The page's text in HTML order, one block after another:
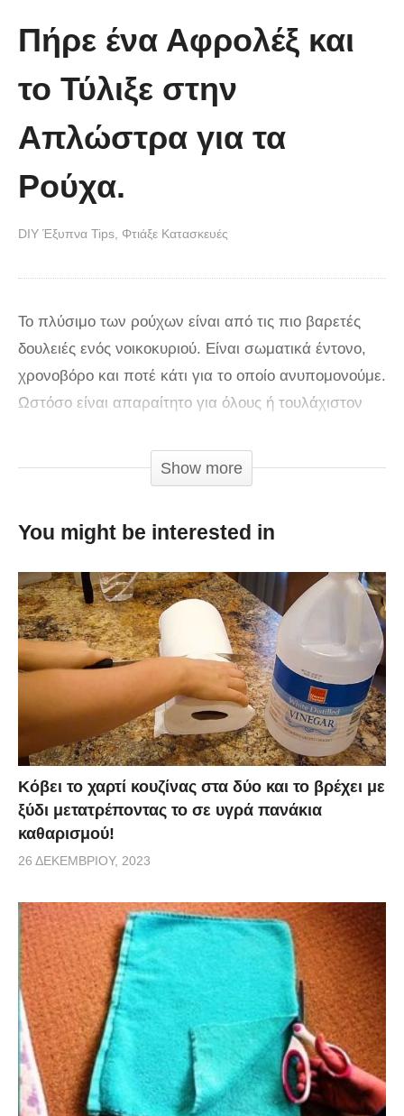
Εδώ θα δείτε πως να
φωτογραφιών
Πήρε ένα Αφρολέξ και
το Τύλιξε στην
Απλώστρα για τα
Ρούχα.
DIY Έξυπνα Tips Φτιάξε Κατασκευές
Το πλύσιμο των ρούχων είναι από τις πιο βαρετές
δουλειές ενός νοικοκυριού. Είναι σωματικά έντονο,
χρονοβόρο και ποτέ κάτι για το οποίο ανυπομονούμε.
Ωστόσο είναι απαραίτητο για όλους ή τουλάχιστον
περισσότερους από εμάς.
με το πλύσιμο των ρούχων. Λύνουν κάποια πολύ
στη μάχη μας με τα βρώμικα ρούχα και είναι πολύ
χρήσιμες.
Credit:wimp.com
Show more
You might be interested in
Κόβει το χαρτί κουζίνας στα δύο και το βρέχει με
ξύδι μετατρέποντας το σε υγρά πανάκια
καθαρισμού!
26 ΔΕΚΕΜΒΡΊΟΥ, 2023